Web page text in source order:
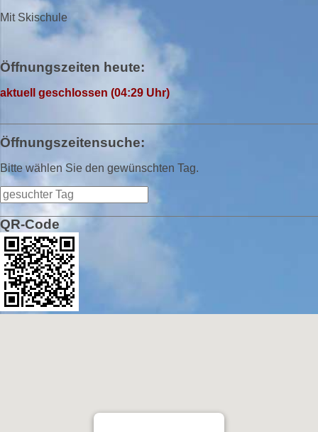
Mit Skischule
Öffnungszeiten heute:
aktuell geschlossen (04:29 Uhr)
Öffnungszeitensuche:
Bitte wählen Sie den gewünschten Tag.
QR-Code